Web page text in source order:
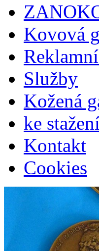
Kovová
Služby
Kožená
ke
Kontakt
Cookies